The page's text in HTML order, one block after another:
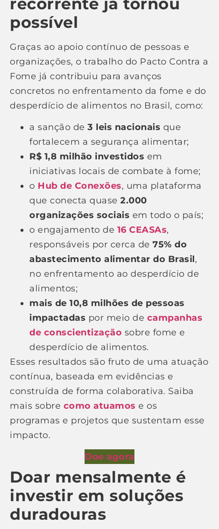
possível
Graças ao apoio contínuo de pessoas e
organizações, o trabalho do Pacto Contra a
Fome já contribuiu para avanços
concretos no enfrentamento da fome e do
desperdício de alimentos no Brasil, como:
a sanção de 3 leis nacionais que
fortalecem a segurança alimentar;
R$ 1,8 milhão investidos em
iniciativas locais de combate à fome;
o Hub de Conexões, uma plataforma
que conecta quase 2.000
organizações sociais em todo o país;
o engajamento de 16 CEASAs,
responsáveis por cerca de 75% do
abastecimento alimentar do Brasil,
no enfrentamento ao desperdício de
alimentos;
mais de 10,8 milhões de pessoas
impactadas por meio de campanhas
de conscientização sobre fome e
desperdício de alimentos.
Esses resultados são fruto de uma atuação
contínua, baseada em evidências e
construída de forma colaborativa. Saiba
mais sobre como atuamos e os
programas e projetos que sustentam esse
impacto.
Doe agora
Doar mensalmente é
investir em soluções
duradouras